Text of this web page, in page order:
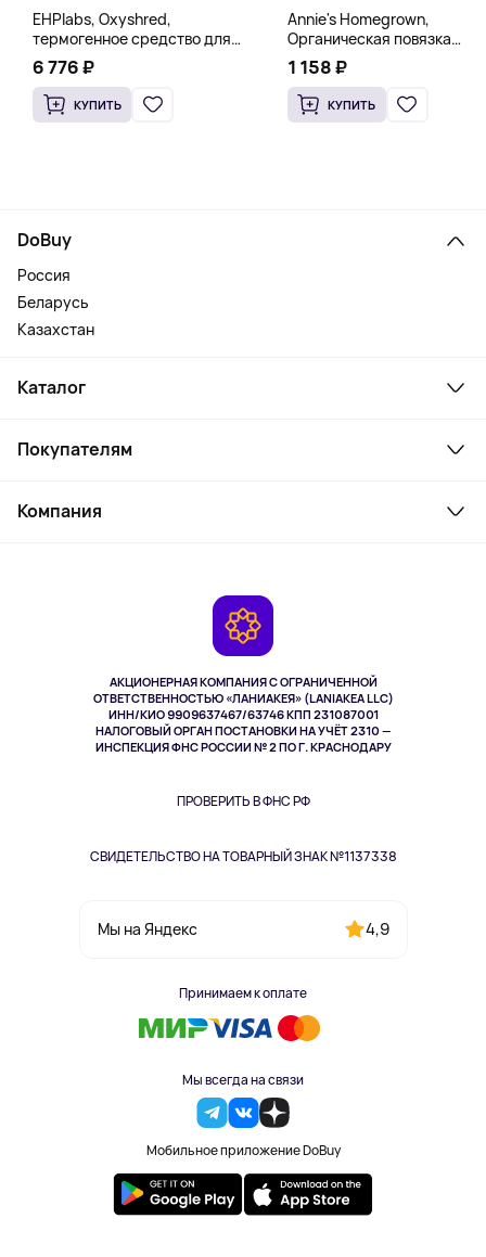
EHPlabs, Oxyshred,
термогенное средство для
сжигания жира, малиновое
освежение, 318 г (11,2 унции)
6 776 ₽
КУПИТЬ
Annie's Homegrown,
Органическая повязка
«Богиня», 236 мл (8 жидк.
унц.)
1 158 ₽
КУПИТЬ
АКЦИОНЕРНАЯ КОМПАНИЯ С ОГРАНИЧЕННОЙ
ОТВЕТСТВЕННОСТЬЮ «ЛАНИАКЕЯ» (LANIAKEA LLC)
ИНН/КИО 9909637467/63746 КПП 231087001
НАЛОГОВЫЙ ОРГАН ПОСТАНОВКИ НА УЧЁТ 2310 —
ИНСПЕКЦИЯ ФНС РОССИИ № 2 ПО Г. КРАСНОДАРУ
ПРОВЕРИТЬ В ФНС РФ
СВИДЕТЕЛЬСТВО НА ТОВАРНЫЙ ЗНАК №1137338
Мы на Яндекс 4,9
Принимаем к оплате
Мы всегда на связи
Мобильное приложение DoBuy
DoBuy
Россия
Беларусь
Казахстан
Каталог
Ноутбуки, мониторы, VR
Косметика и уход
Здоровье питомцев
Одежда и аксессуары
Покупателям
Как заказать
Компания